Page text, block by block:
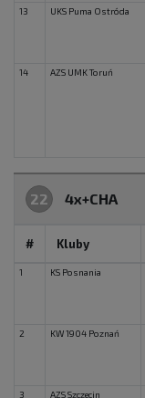
13 UKS Puma Ostróda
14 AZS UMK Toruń
22 4x+CHA
# Kluby
1 KS Posnania
2 KW 1904 Poznań
3 AZS Szczecin